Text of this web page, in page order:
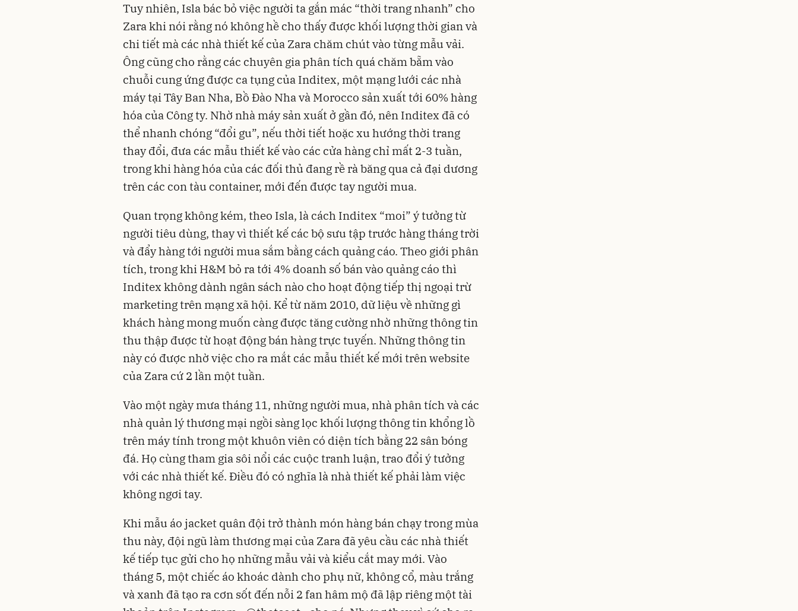
Tuy nhiên, Isla bác bỏ việc người ta gắn mác “thời trang nhanh” cho
Zara khi nói rằng nó không hề cho thấy được khối lượng thời gian và
chi tiết mà các nhà thiết kế của Zara chăm chút vào từng mẫu vải.
Ông cũng cho rằng các chuyên gia phân tích quá chăm bẵm vào
chuỗi cung ứng được ca tụng của Inditex, một mạng lưới các nhà
máy tại Tây Ban Nha, Bồ Đào Nha và Morocco sản xuất tới 60% hàng
hóa của Công ty. Nhờ nhà máy sản xuất ở gần đó, nên Inditex đã có
thể nhanh chóng “đổi gu”, nếu thời tiết hoặc xu hướng thời trang
thay đổi, đưa các mẫu thiết kế vào các cửa hàng chỉ mất 2-3 tuần,
trong khi hàng hóa của các đối thủ đang rề rà băng qua cả đại dương
trên các con tàu container, mới đến được tay người mua.
Quan trọng không kém, theo Isla, là cách Inditex “moi” ý tưởng từ
người tiêu dùng, thay vì thiết kế các bộ sưu tập trước hàng tháng trời
và đẩy hàng tới người mua sắm bằng cách quảng cáo. Theo giới phân
tích, trong khi H&M bỏ ra tới 4% doanh số bán vào quảng cáo thì
Inditex không dành ngân sách nào cho hoạt động tiếp thị ngoại trừ
marketing trên mạng xã hội. Kể từ năm 2010, dữ liệu về những gì
khách hàng mong muốn càng được tăng cường nhờ những thông tin
thu thập được từ hoạt động bán hàng trực tuyến. Những thông tin
này có được nhờ việc cho ra mắt các mẫu thiết kế mới trên website
của Zara cứ 2 lần một tuần.
Vào một ngày mưa tháng 11, những người mua, nhà phân tích và các
nhà quản lý thương mại ngồi sàng lọc khối lượng thông tin khổng lồ
trên máy tính trong một khuôn viên có diện tích bằng 22 sân bóng
đá. Họ cùng tham gia sôi nổi các cuộc tranh luận, trao đổi ý tưởng
với các nhà thiết kế. Điều đó có nghĩa là nhà thiết kế phải làm việc
không ngơi tay.
Khi mẫu áo jacket quân đội trở thành món hàng bán chạy trong mùa
thu này, đội ngũ làm thương mại của Zara đã yêu cầu các nhà thiết
kế tiếp tục gửi cho họ những mẫu vải và kiểu cắt may mới. Vào
tháng 5, một chiếc áo khoác dành cho phụ nữ, không cổ, màu trắng
và xanh đã tạo ra cơn sốt đến nỗi 2 fan hâm mộ đã lập riêng một tài